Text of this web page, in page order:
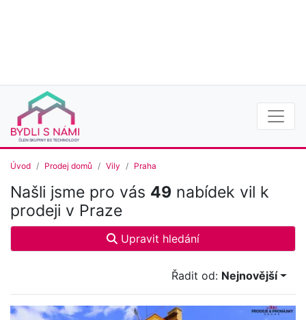
Úvod Prodej domů Vily Praha
Našli jsme pro vás 49 nabídek vil k
prodeji v Praze
Upravit hledání
Řadit od: Nejnovější